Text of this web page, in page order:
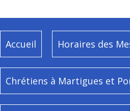
Accueil Horaires des
Chrétiens à Martigues et